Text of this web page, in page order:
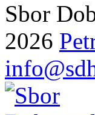
Sbor
2026